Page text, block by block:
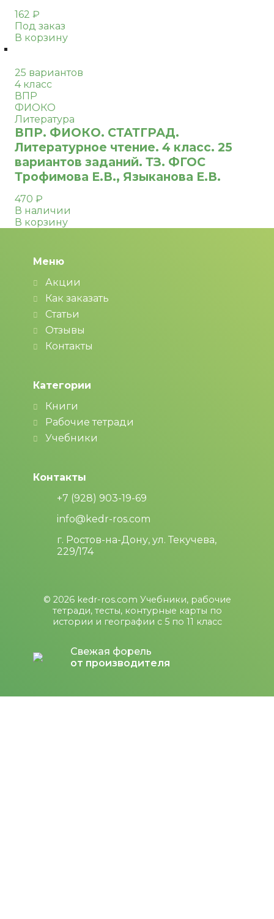
162 ₽
Под заказ
В корзину
25 вариантов
4 класс
ВПР
ФИОКО
Литература
ВПР. ФИОКО. СТАТГРАД.
Литературное чтение. 4 класс. 25
вариантов заданий. ТЗ. ФГОС
Трофимова Е.В., Языканова Е.В.
470 ₽
В наличии
В корзину
Меню
Акции
Как заказать
Статьи
Отзывы
Контакты
Категории
Книги
Рабочие тетради
Учебники
Контакты
+7 (928) 903-19-69
info@kedr-ros.com
г. Ростов-на-Дону, ул. Текучева,
229/174
© 2026 kedr-ros.com Учебники, рабочие
тетради, тесты, контурные карты по
истории и географии с 5 по 11 класс
Свежая форель
от производителя